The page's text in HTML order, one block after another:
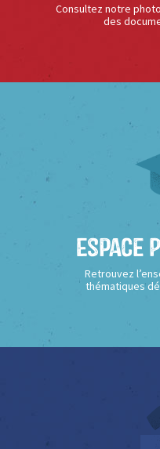
Consultez notre
des
Espace
Retrouvez
thématiques